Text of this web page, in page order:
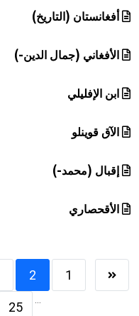
أفغانستان (التاريخ)
الأفغاني (جمال الدين-)
ابن الإفليلي
الآق قوينلو
إقبال (محمد-)
الأقحصاري
1
2
...
25